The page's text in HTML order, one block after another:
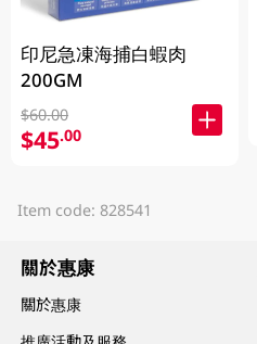
印尼急凍海捕白蝦肉
200GM
$60.00
$45.00
Item code: 828541
關於惠康
關於惠康